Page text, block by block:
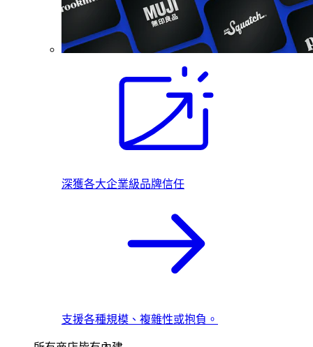
深獲各大企業級品牌信任
支援各種規模、複雜性或抱負。